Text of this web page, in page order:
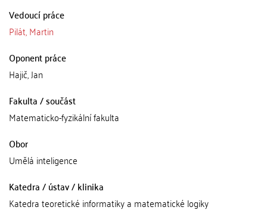
Vedoucí práce
Pilát, Martin
Oponent práce
Hajič, Jan
Fakulta / součást
Matematicko-fyzikální fakulta
Obor
Umělá inteligence
Katedra / ústav / klinika
Katedra teoretické informatiky a matematické logiky